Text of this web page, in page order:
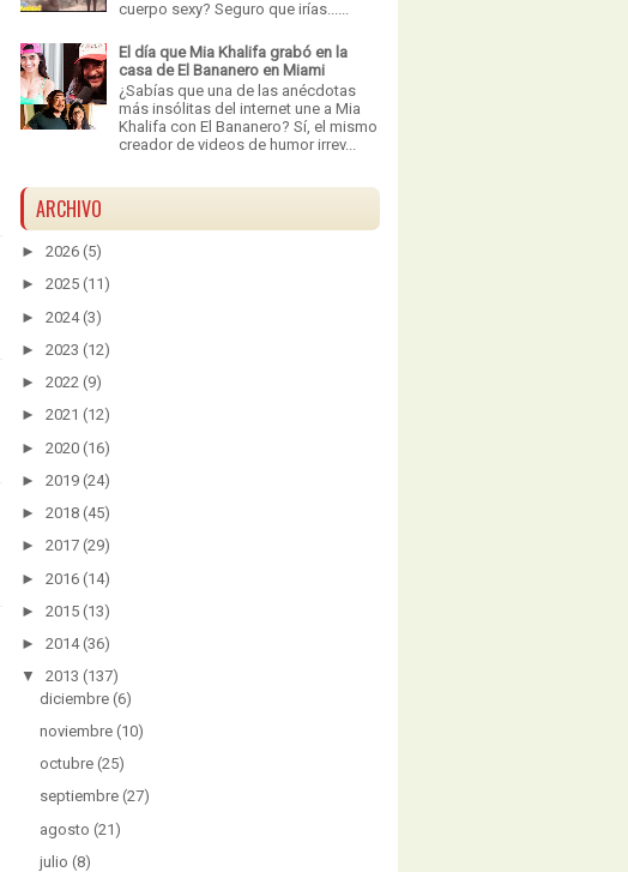
cuerpo sexy? Seguro que irías......
El día que Mia Khalifa grabó en la
casa de El Bananero en Miami
¿Sabías que una de las anécdotas
más insólitas del internet une a Mia
Khalifa con El Bananero? Sí, el mismo
creador de videos de humor irrev...
ARCHIVO
► 2026 (5)
► 2025 (11)
► 2024 (3)
► 2023 (12)
► 2022 (9)
► 2021 (12)
► 2020 (16)
► 2019 (24)
► 2018 (45)
► 2017 (29)
► 2016 (14)
► 2015 (13)
► 2014 (36)
▼
2013 (137)
diciembre (6)
noviembre (10)
octubre (25)
septiembre (27)
agosto (21)
julio (8)